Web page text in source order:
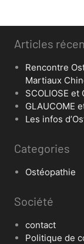
Articles
Rencontre
Martiaux
SCOLIOSE
GLAUCOME
Les infos
Categories
Ostéopathie
Société
contact
Politique de